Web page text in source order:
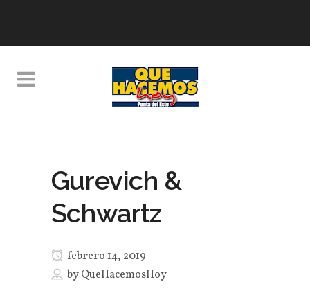
Gurevich &
Schwartz
febrero 14, 2019
byQueHacemosHoy